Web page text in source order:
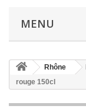
MENU
Rhône
rouge 150cl